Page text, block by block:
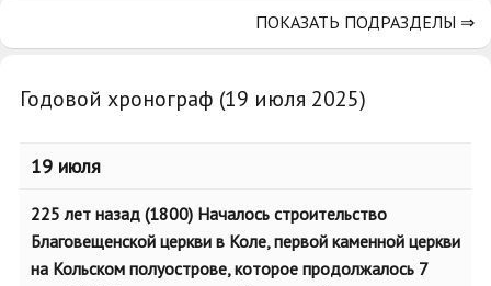
Годовой хронограф (19 июля 2025)
19 июля
225 лет назад (1800) Началось строительство
Благовещенской церкви в Коле, первой каменной церкви
на Кольском полуострове, которое продолжалось 7
ПОКАЗАТЬ ПОДРАЗДЕЛЫ ⇒